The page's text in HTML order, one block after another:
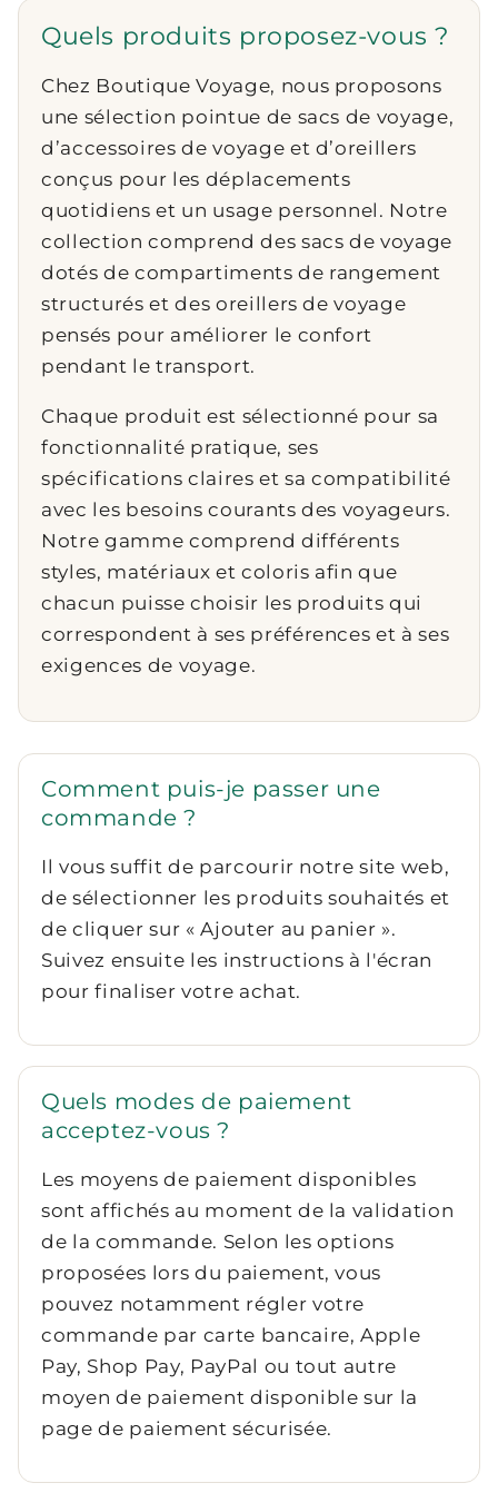
Quels produits proposez-vous ?
Chez Boutique Voyage, nous proposons
une sélection pointue de sacs de voyage,
d’accessoires de voyage et d’oreillers
conçus pour les déplacements
quotidiens et un usage personnel. Notre
collection comprend des sacs de voyage
dotés de compartiments de rangement
structurés et des oreillers de voyage
pensés pour améliorer le confort
pendant le transport.
Chaque produit est sélectionné pour sa
fonctionnalité pratique, ses
spécifications claires et sa compatibilité
avec les besoins courants des voyageurs.
Notre gamme comprend différents
styles, matériaux et coloris afin que
chacun puisse choisir les produits qui
correspondent à ses préférences et à ses
exigences de voyage.
Comment puis-je passer une
commande ?
Il vous suffit de parcourir notre site web,
de sélectionner les produits souhaités et
de cliquer sur « Ajouter au panier ».
Suivez ensuite les instructions à l'écran
pour finaliser votre achat.
Quels modes de paiement
acceptez-vous ?
Les moyens de paiement disponibles
sont affichés au moment de la validation
de la commande. Selon les options
proposées lors du paiement, vous
pouvez notamment régler votre
commande par carte bancaire, Apple
Pay, Shop Pay, PayPal ou tout autre
moyen de paiement disponible sur la
page de paiement sécurisée.